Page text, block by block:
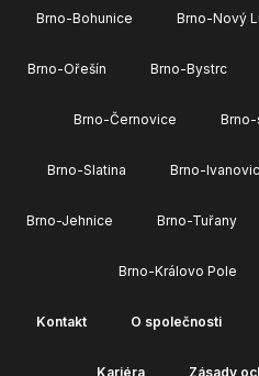
Brno-Bohunice Brno-Nový
Brno-Ořešín Brno-Bystrc
Brno-Černovice
Brno-Slatina Brno-
Brno-Jehnice Brno-Tuřany
Brno-Královo Pole
Kontakt O společnosti
Kariéra Zásady